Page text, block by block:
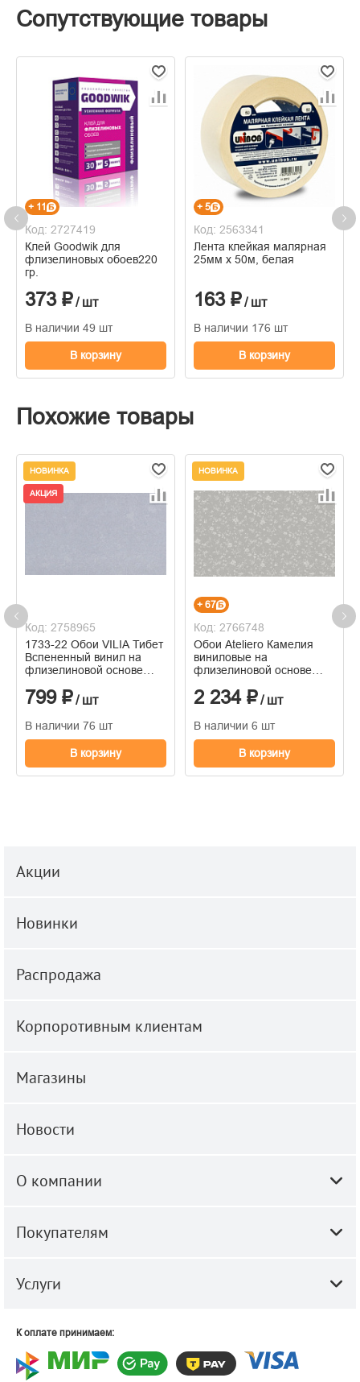
Сопутствующие товары
+ 11
Код: 2727419
Клей Goodwik для
флизелиновых обоев220
гр.
373 ₽/ шт
В наличии 49 шт
В корзину
+ 5
Код: 2563341
Лента клейкая малярная
25мм х 50м, белая
163 ₽/ шт
В наличии 176 шт
В корзину
Похожие товары
НОВИНКА
АКЦИЯ
Код: 2758965
1733-22 Обои VILIA Тибет
Вспененный винил на
флизелиновой основе
799 ₽/ шт
В наличии 76 шт
В корзину
НОВИНКА
+ 67
Код: 2766748
Обои Ateliero Камелия
виниловые на
флизелиновой основе
1,06м*10м
2 234 ₽/ шт
В наличии 6 шт
В корзину
Акции
Новинки
Распродажа
Корпоротивным клиентам
Магазины
Новости
О компании
Покупателям
Услуги
К оплате принимаем: